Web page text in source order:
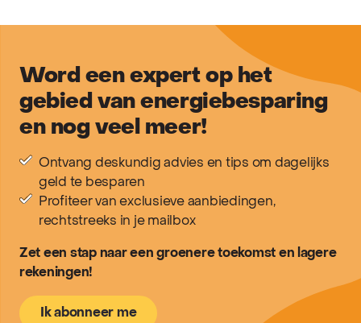
Word een expert op het
gebied van energiebesparing
en nog veel meer!
Ontvang deskundig advies en tips om dagelijks
geld te besparen
Profiteer van exclusieve aanbiedingen,
rechtstreeks in je mailbox
Zet een stap naar een groenere toekomst en lagere
rekeningen!
Ik abonneer me